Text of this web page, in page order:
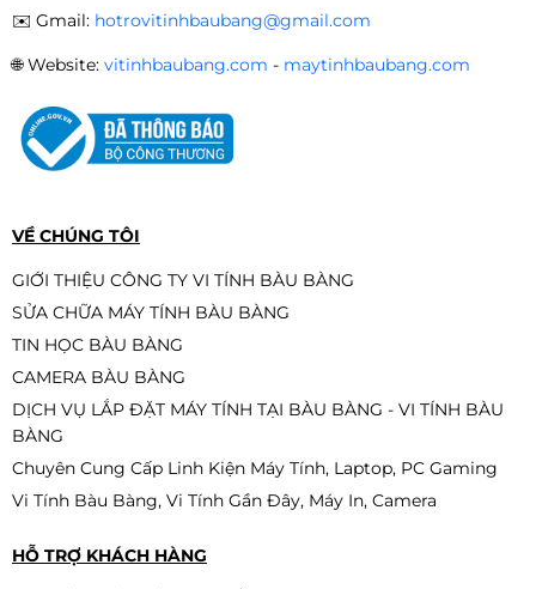
✉️ Gmail: hotrovitinhbaubang@gmail.com
🌐Website: vitinhbaubang.com - maytinhbaubang.com
VỀ CHÚNG TÔI
GIỚI THIỆU CÔNG TY VI TÍNH BÀU BÀNG
SỬA CHỮA MÁY TÍNH BÀU BÀNG
TIN HỌC BÀU BÀNG
CAMERA BÀU BÀNG
DỊCH VỤ LẮP ĐẶT MÁY TÍNH TẠI BÀU BÀNG - VI TÍNH BÀU
BÀNG
Chuyên Cung Cấp Linh Kiện Máy Tính, Laptop, PC Gaming
Vi Tính Bàu Bàng, Vi Tính Gần Đây, Máy In, Camera
HỖ TRỢ KHÁCH HÀNG